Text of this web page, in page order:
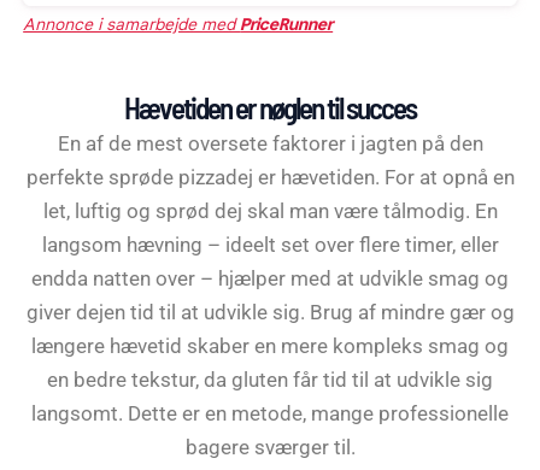
Annonce i samarbejde medPriceRunner
Hævetiden er nøglen til succes
En af de mest oversete faktorer i jagten på den
perfekte sprøde pizzadej er hævetiden. For at opnå en
let, luftig og sprød dej skal man være tålmodig. En
langsom hævning – ideelt set over flere timer, eller
endda natten over – hjælper med at udvikle smag og
giver dejen tid til at udvikle sig. Brug af mindre gær og
længere hævetid skaber en mere kompleks smag og
en bedre tekstur, da gluten får tid til at udvikle sig
langsomt. Dette er en metode, mange professionelle
bagere sværger til.